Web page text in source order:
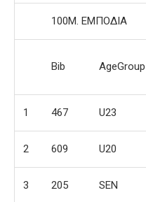
100Μ. ΕΜΠΟΔΙΑ
Bib AgeGroup
1 467 U23
2 609 U20
3 205 SEN